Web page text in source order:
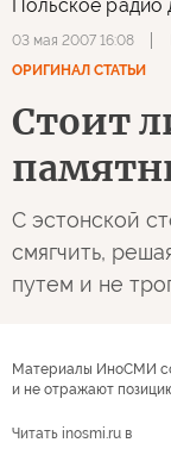
Польское радио
03 мая 2007 16:08
ОРИГИНАЛ СТАТЬИ
Стоит
С эстонской
смягчить,
путем и не
Материалы ИноСМИ
и не отражают
Читать inosmi.ru в